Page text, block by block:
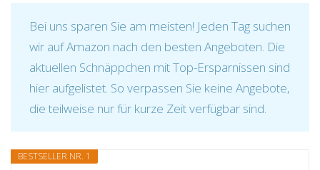
Bei uns sparen Sie am meisten! Jeden Tag suchen
wir auf Amazon nach den besten Angeboten. Die
aktuellen Schnäppchen mit Top-Ersparnissen sind
hier aufgelistet. So verpassen Sie keine Angebote,
die teilweise nur für kurze Zeit verfügbar sind.
BESTSELLER NR. 1